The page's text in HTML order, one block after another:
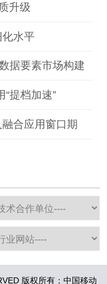
升级
化水平
据要素市场构建
提档加速”
合应用窗口期
版权所有：中国移动